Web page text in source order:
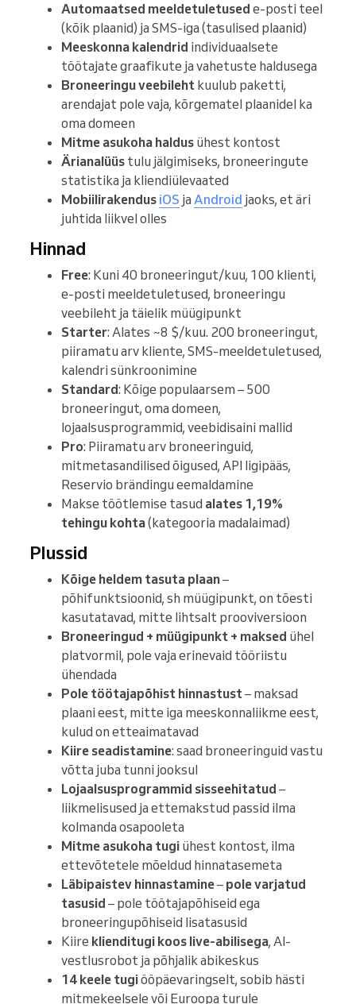
Automaatsed meeldetuletused e-posti teel
(kõik plaanid) ja SMS-iga (tasulised plaanid)
Meeskonna kalendrid individuaalsete
töötajate graafikute ja vahetuste haldusega
Broneeringu veebileht kuulub paketti,
arendajat pole vaja, kõrgematel plaanidel ka
oma domeen
Mitme asukoha haldus ühest kontost
Ärianalüüs tulu jälgimiseks, broneeringute
statistika ja kliendiülevaated
Mobiilirakendus iOS ja Android jaoks, et äri
juhtida liikvel olles
Hinnad
Free: Kuni 40 broneeringut/kuu, 100 klienti,
e-posti meeldetuletused, broneeringu
veebileht ja täielik müügipunkt
Starter: Alates ~8 $/kuu. 200 broneeringut,
piiramatu arv kliente, SMS-meeldetuletused,
kalendri sünkroonimine
Standard: Kõige populaarsem – 500
broneeringut, oma domeen,
lojaalsusprogrammid, veebidisaini mallid
Pro: Piiramatu arv broneeringuid,
mitmetasandilised õigused, API ligipääs,
Reservio brändingu eemaldamine
Makse töötlemise tasud alates 1,19%
tehingu kohta(kategooria madalaimad)
Plussid
Kõige heldem tasuta plaan–
põhifunktsioonid, sh müügipunkt, on tõesti
kasutatavad, mitte lihtsalt prooviversioon
Broneeringud + müügipunkt + maksed ühel
platvormil, pole vaja erinevaid tööriistu
ühendada
Pole töötajapõhist hinnastust– maksad
plaani eest, mitte iga meeskonnaliikme eest,
kulud on etteaimatavad
Kiire seadistamine: saad broneeringuid vastu
võtta juba tunni jooksul
Lojaalsusprogrammid sisseehitatud –
liikmelisused ja ettemakstud passid ilma
kolmanda osapooleta
Mitme asukoha tugi ühest kontost, ilma
ettevõtetele mõeldud hinnatasemeta
Läbipaistev hinnastamine– pole varjatud
tasusid – pole töötajapõhiseid ega
broneeringupõhiseid lisatasusid
Kiire klienditugi koos live-abilisega, AI-
vestlusrobot ja põhjalik abikeskus
14 keele tugiööpäevaringselt, sobib hästi
mitmekeelsele või Euroopa turule